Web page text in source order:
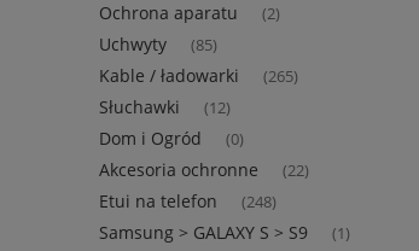
Ochrona aparatu (2)
Uchwyty (85)
Kable / ładowarki (265)
Słuchawki (12)
Dom i Ogród (0)
Akcesoria ochronne (22)
Etui na telefon (248)
Samsung > GALAXY S > S9 (1)